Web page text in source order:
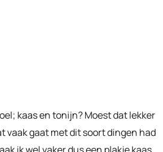
kaas en tonijn? Moest dat lekker
vaak gaat met dit soort dingen had